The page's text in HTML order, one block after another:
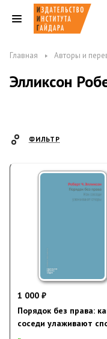
Главная Авторы и
Элликсон
ФИЛЬТР
1 000 ₽
Порядок без права:
соседи улаживают